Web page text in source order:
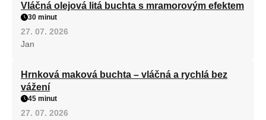
Vláčná olejová litá buchta s mramorovým efektem
30 minut
27. 07. 2026
Jan
Hrnková maková buchta – vláčná a rychlá bez
vážení
45 minut
27. 07. 2026